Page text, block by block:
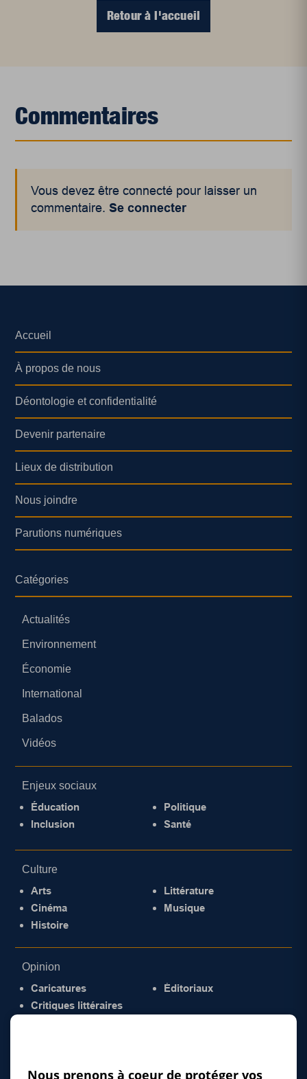
Retour à l'accueil
Commentaires
Vous devez être connecté pour laisser un
commentaire.Se connecter
Accueil
À propos de nous
Déontologie et confidentialité
Devenir partenaire
Lieux de distribution
Nous joindre
Parutions numériques
Catégories
Actualités
Environnement
Économie
International
Balados
Vidéos
Enjeux sociaux
Éducation
Inclusion
Politique
Santé
Culture
Arts
Cinéma
Histoire
Littérature
Musique
Opinion
Caricatures
Critiques littéraires
Éditoriaux
Nous prenons à coeur de protéger vos